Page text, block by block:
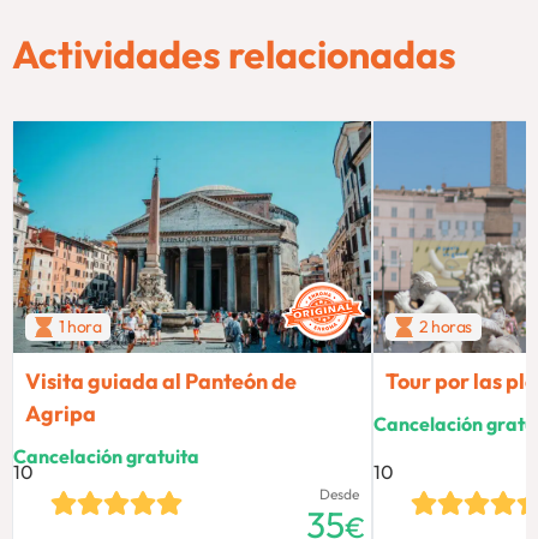
Actividades relacionadas
1 hora
Visita guiada al Panteón de
Agripa
10
Desde
35€
Cancelación gratuita
2 horas
Tour por las
10
Cancelación